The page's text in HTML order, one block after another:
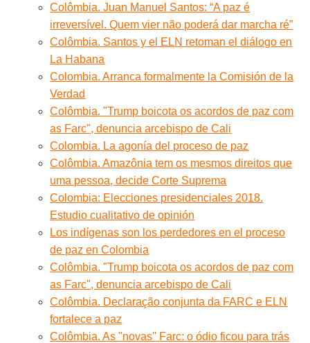
Colômbia. Juan Manuel Santos: “A paz é
irreversível. Quem vier não poderá dar marcha ré”
Colômbia. Santos y el ELN retoman el diálogo en
La Habana
Colombia. Arranca formalmente la Comisión de la
Verdad
Colômbia. "Trump boicota os acordos de paz com
as Farc", denuncia arcebispo de Cali
Colombia. La agonía del proceso de paz
Colômbia. Amazônia tem os mesmos direitos que
uma pessoa, decide Corte Suprema
Colombia: Elecciones presidenciales 2018.
Estudio cualitativo de opinión
Los indígenas son los perdedores en el proceso
de paz en Colombia
Colômbia. "Trump boicota os acordos de paz com
as Farc", denuncia arcebispo de Cali
Colômbia. Declaração conjunta da FARC e ELN
fortalece a paz
Colômbia. As ''novas'' Farc: o ódio ficou para trás